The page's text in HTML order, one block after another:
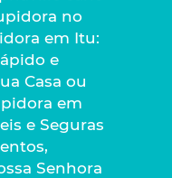
no
em Itu:
e
Casa ou
em
e Seguras
Senhora